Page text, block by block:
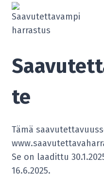
Siirry
sisältöön
te
Tämä
Se on laadittu
16.6.2025.